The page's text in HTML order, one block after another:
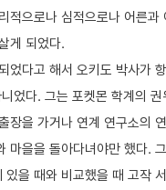
적으로나 심적으로나 어른과
게 되었다.
었다고 해서 오키도 박사가
었다. 그는 포켓몬 학계의
장을 가거나 연계 연구소의
마을을 돌아다녀야만 했다.
있을 때와 비교했을 때 고작